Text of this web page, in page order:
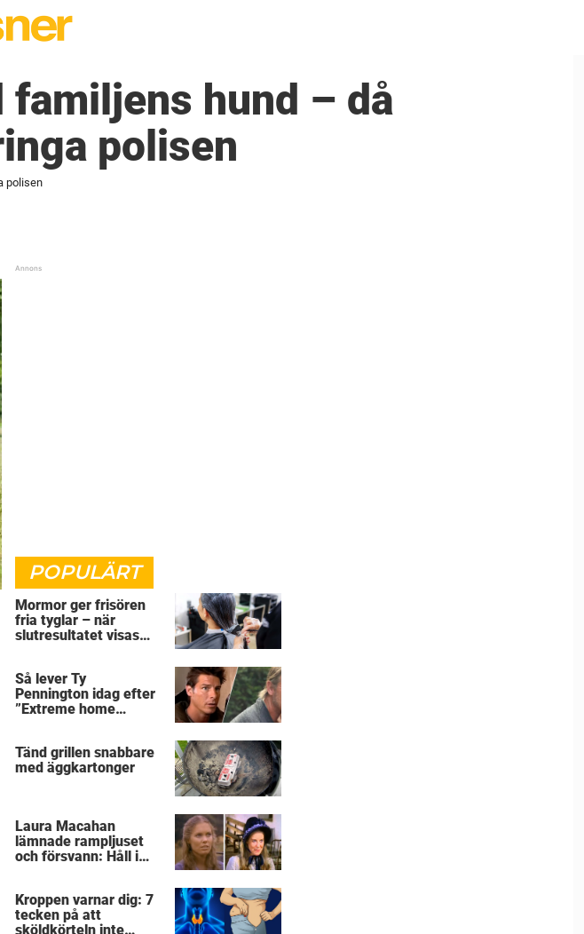
familjens hund – då
polisen
polisen
POPULÄRT
Mormor ger frisören
fria tyglar – när
slutresultatet visas
Så lever Ty
Pennington idag efter
”Extreme home
Tänd grillen snabbare
med äggkartonger
Laura Macahan
lämnade rampljuset
och försvann: Håll i
senare
Kroppen varnar dig: 7
tecken på att
sköldkörteln inte